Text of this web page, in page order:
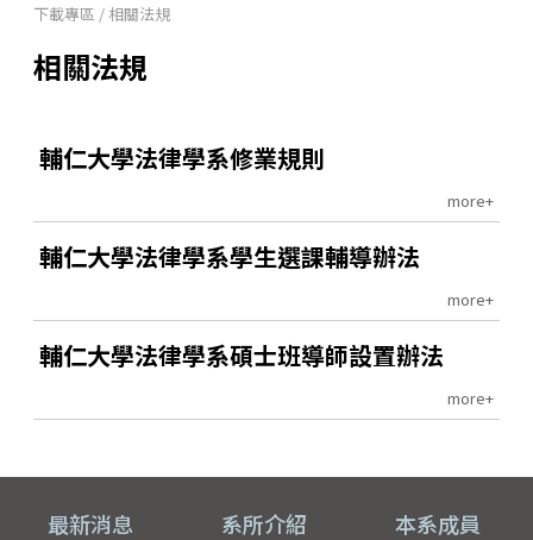
下載專區 /相關法規
相關法規
輔仁大學法律學系修業規則
more+
輔仁大學法律學系學生選課輔導辦法
more+
輔仁大學法律學系碩士班導師設置辦法
more+
最新消息 系所介紹 本系成員